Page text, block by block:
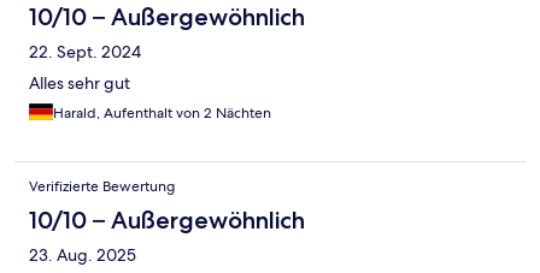
10/10 – Außergewöhnlich
22. Sept. 2024
Alles sehr gut
Harald, Aufenthalt von 2 Nächten
Verifizierte Bewertung
10/10 – Außergewöhnlich
23. Aug. 2025